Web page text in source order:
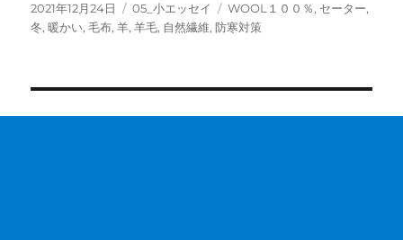
投
稿
2021年12月24日
カ
テ
05_小エッセイ
タ
グ
WOOL１００％, セーター,
冬,暖かい,毛布,羊,羊毛, 自然繊維,防寒対策